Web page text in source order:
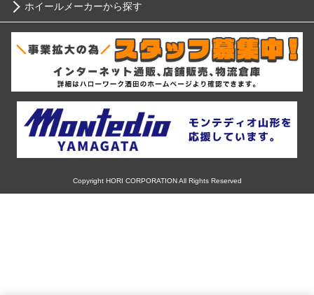
スバル
マツダ
ミツビシ
12インチ
14インチ
15インチ
ブリヂストン
ミシュラン
ヨコハマ
ダンロップ
ホイールメーカーから探す
RIH
Advanti Racing
Copyright HORI CORPORATION All Rights Reserved